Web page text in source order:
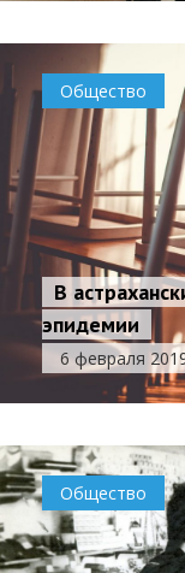
Общество
В
эпидемии
6 февраля
Общество